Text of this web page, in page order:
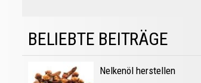
BELIEBTE BEITRÄGE
Nelkenöl herstellen